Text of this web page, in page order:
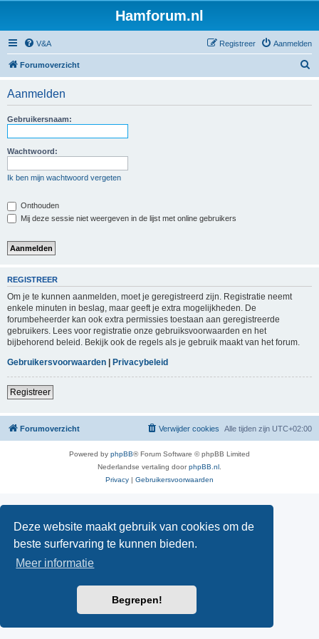
Deze website maakt gebruik van cookies om de
beste surfervaring te kunnen bieden.
Meer informatie
Begrepen!
Hamforum.nl
V&A Aanmelden
Registreer
Forumoverzicht
Aanmelden
Gebruikersnaam:
Wachtwoord:
Ik ben mijn wachtwoord vergeten
Onthouden
Mij deze sessie niet weergeven in de lijst met online gebruikers
REGISTREER
Om je te kunnen aanmelden, moet je geregistreerd zijn. Registratie neemt
enkele minuten in beslag, maar geeft je extra mogelijkheden. De
forumbeheerder kan ook extra permissies toestaan aan geregistreerde
gebruikers. Lees voor registratie onze gebruiksvoorwaarden en het
bijbehorend beleid. Bekijk ook de regels als je gebruik maakt van het forum.
Gebruikersvoorwaarden | Privacybeleid
Registreer
Forumoverzicht Alle tijden zijn UTC+02:00
Verwijder cookies
Powered by phpBB® Forum Software © phpBB Limited
Nederlandse vertaling doorphpBB.nl
Privacy | Gebruikersvoorwaarden